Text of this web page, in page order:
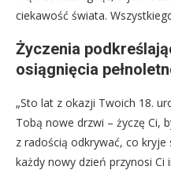
ciekawość świata.
Życzenia
osiągnięcia
„Sto lat z okazji Twoich 18.
Tobą nowe drzwi – życzę Ci,
z radością odkrywać, co
każdy nowy dzień przynosi